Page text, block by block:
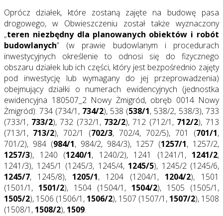
Oprócz działek, które zostaną zajęte na budowę pasa
drogowego, w Obwieszczeniu został także wyznaczony
„teren niezbędny dla planowanych obiektów i robót
budowlanych” (w prawie budowlanym i procedurach
inwestycyjnych określenie to odnosi się do fizycznego
obszaru działek lub ich części, który jest bezpośrednio zajęty
pod inwestycję lub wymagany do jej przeprowadzenia)
obejmujący działki o numerach ewidencyjnych (jednostka
ewidencyjna 180507_2 Nowy Żmigród, obręb 0014 Nowy
Żmigród): 734 (734/1, 734/2), 538 (538/1, 538/2, 538/3), 733
(733/1, 733/2), 732 (732/1, 732/2), 712 (712/1, 712/2), 713
(713/1, 713/2), 702/1 (702/3, 702/4, 702/5), 701 (701/1,
701/2), 984 (984/1, 984/2, 984/3), 1257 (1257/1, 1257/2,
1257/3), 1240 (1240/1, 1240/2), 1241 (1241/1, 1241/2,
1241/3), 1245/1 (1245/3, 1245/4, 1245/5), 1245/2 (1245/6,
1245/7, 1245/8), 1205/1, 1204 (1204/1, 1204/2), 1501
(1501/1, 1501/2), 1504 (1504/1, 1504/2), 1505 (1505/1,
1505/2), 1506 (1506/1, 1506/2), 1507 (1507/1, 1507/2), 1508
(1508/1, 1508/2), 1509.